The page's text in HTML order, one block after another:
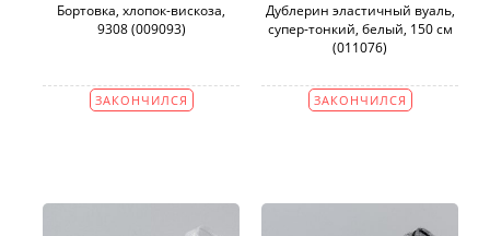
Бортовка, хлопок-вискоза,
9308 (009093)
ЗАКОНЧИЛСЯ
Дублерин эластичный вуаль,
супер-тонкий, белый, 150 см
(011076)
ЗАКОНЧИЛСЯ